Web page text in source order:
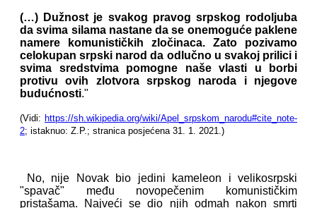
(…) Dužnost je svakog pravog srpskog rodoljuba
da svima silama nastane da se onemoguće paklene
namere komunističkih zločinaca. Zato pozivamo
celokupan srpski narod da odlučno u svakoj prilici i
svima sredstvima pomogne naše vlasti u borbi
protivu ovih zlotvora srpskog naroda i njegove
budućnosti."
(Vidi: https://sh.wikipedia.org/wiki/Apel_srpskom_narodu#cite_note-
2; istaknuo: Z.P.; stranica posjećena 31. 1. 2021.)
No, nije Novak bio jedini kameleon i velikosrpski
"spavač" među novopečenim komunističkim
pristašama. Najveći se dio njih odmah nakon smrti